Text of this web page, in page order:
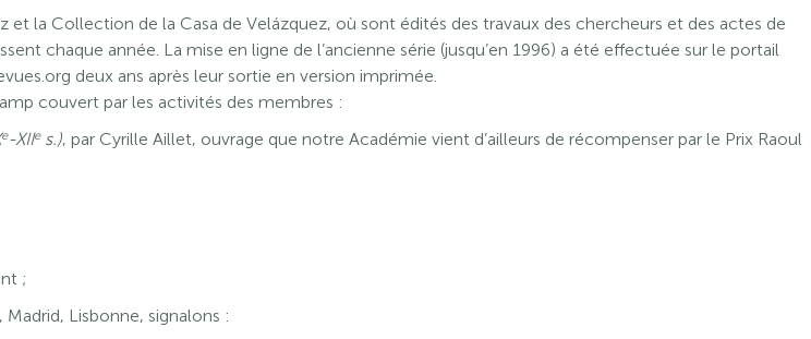
la Collection de la Casa de Velázquez, où sont édités des travaux des chercheurs et des actes de
chaque année. La mise en ligne de l’ancienne série (jusqu’en 1996) a été effectuée sur le portail
deux ans après leur sortie en version imprimée.
couvert par les activités des membres :
e-XIIes.), par Cyrille Aillet, ouvrage que notre Académie vient d’ailleurs de récompenser par le Prix Raoul
;
Lisbonne, signalons :